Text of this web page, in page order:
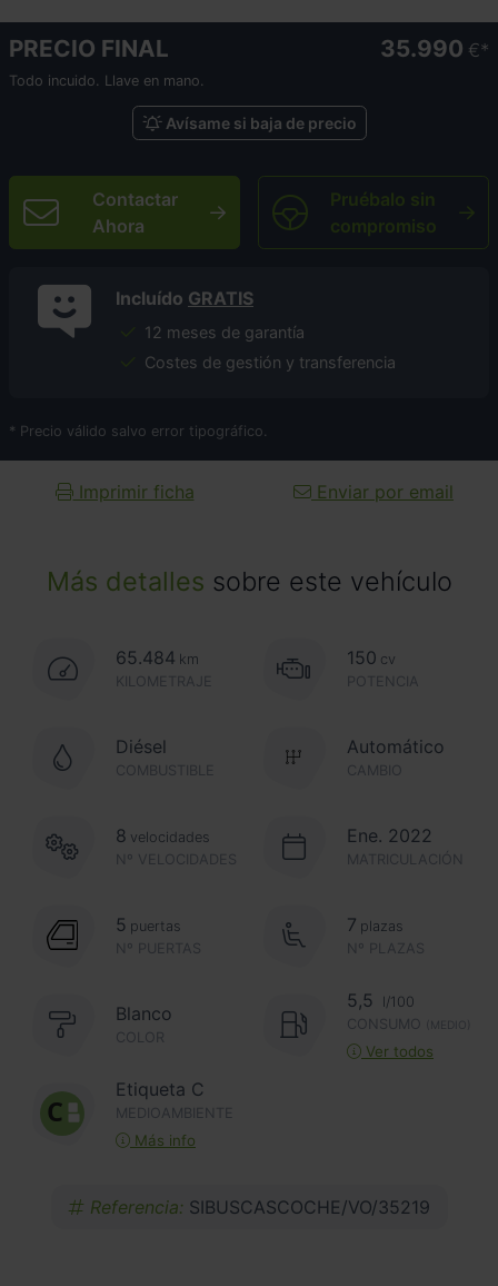
Más detalles sobre este vehículo
65.484 km
KILOMETRAJE
150 cv
POTENCIA
Diésel
COMBUSTIBLE CAMBIO
Automático
Nº VELOCIDADES
8 velocidades Ene. 2022
MATRICULACIÓN
Nº PUERTAS
5 puertas
Nº PLAZAS
7 plazas
Blanco
COLOR
5,5
l/100
CONSUMO
(MEDIO)
Ver todos
Etiqueta C
MEDIOAMBIENTE
Más info
Referencia: SIBUSCASCOCHE/VO/35219
PRECIO FINAL 35.990 €
Todo incuido. Llave en mano.
Avísame si baja de precio
Contactar
Ahora
Pruébalo sin
compromiso
Incluído GRATIS
12 meses de garantía
Costes de gestión y transferencia
* Precio válido salvo error tipográfico.
Imprimir ficha Enviar por email